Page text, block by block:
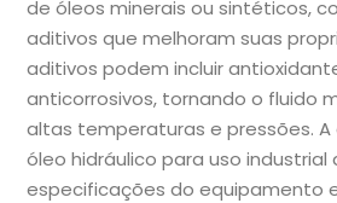
de óleos minerais ou sintéticos,
aditivos que melhoram suas
aditivos podem incluir
anticorrosivos, tornando o fluido
altas temperaturas e pressões.
óleo hidráulico para uso industrial
especificações do equipamento